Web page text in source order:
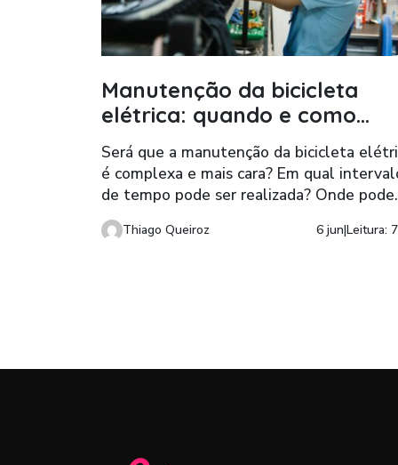
Manutenção da bicicleta
elétrica: quando e como
fazer?
Será que a manutenção da bicicleta
é complexa e mais cara? Em qual
de tempo pode ser realizada? Onde pode
deve ser feita? Esclareça essas e outras
dúvidas no artigo a seguir.
Thiago Queiroz 6 jun|Leitura: